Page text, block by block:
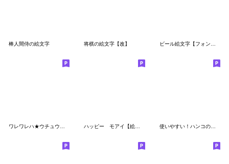
棒人間侍の絵文字 将棋の絵文字【改】
ワレワレハ★ウチュウジンダ絵文字★宇宙人 ハッピー モアイ【絵文字】 使いやすい！ハンコの絵文字